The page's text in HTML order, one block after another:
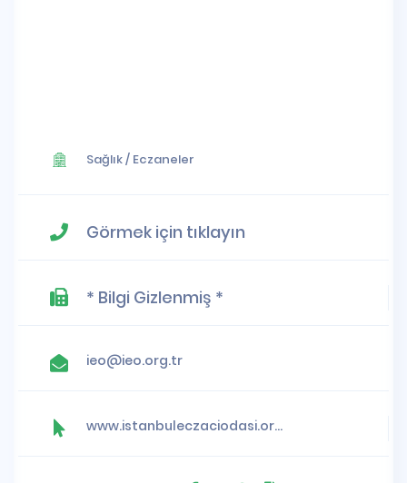
Sağlık/ Eczaneler
Görmek için tıklayın
* Bilgi Gizlenmiş *
ieo@ieo.org.tr
www.istanbuleczaciodasi.org.tr